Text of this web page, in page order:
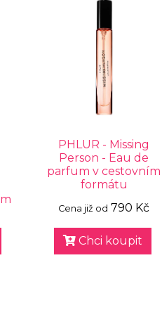
PHLUR - Missing
Person - Eau de
parfum v cestovním
formátu
Cena již od 790 Kč
Chci koupit